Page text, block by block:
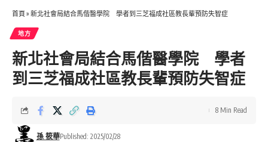
首頁 » 新北社會局結合馬偕醫學院 學者到三芝福成社區教長輩預防失智症
地方
新北社會局結合馬偕醫學院 學者
到三芝福成社區教長輩預防失智症
孫 筱華Published: 2025/02/28
8 Min Read